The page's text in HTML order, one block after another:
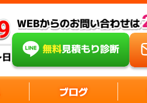
ブログ